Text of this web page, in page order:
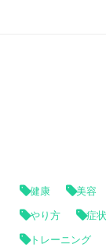
健康 美容
やり方 症状
トレーニング